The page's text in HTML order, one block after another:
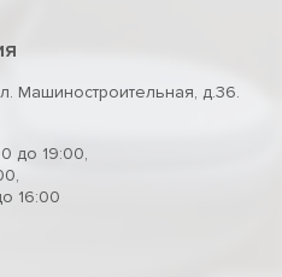
Машиностроительная, д.36.
до 19:00,
16:00